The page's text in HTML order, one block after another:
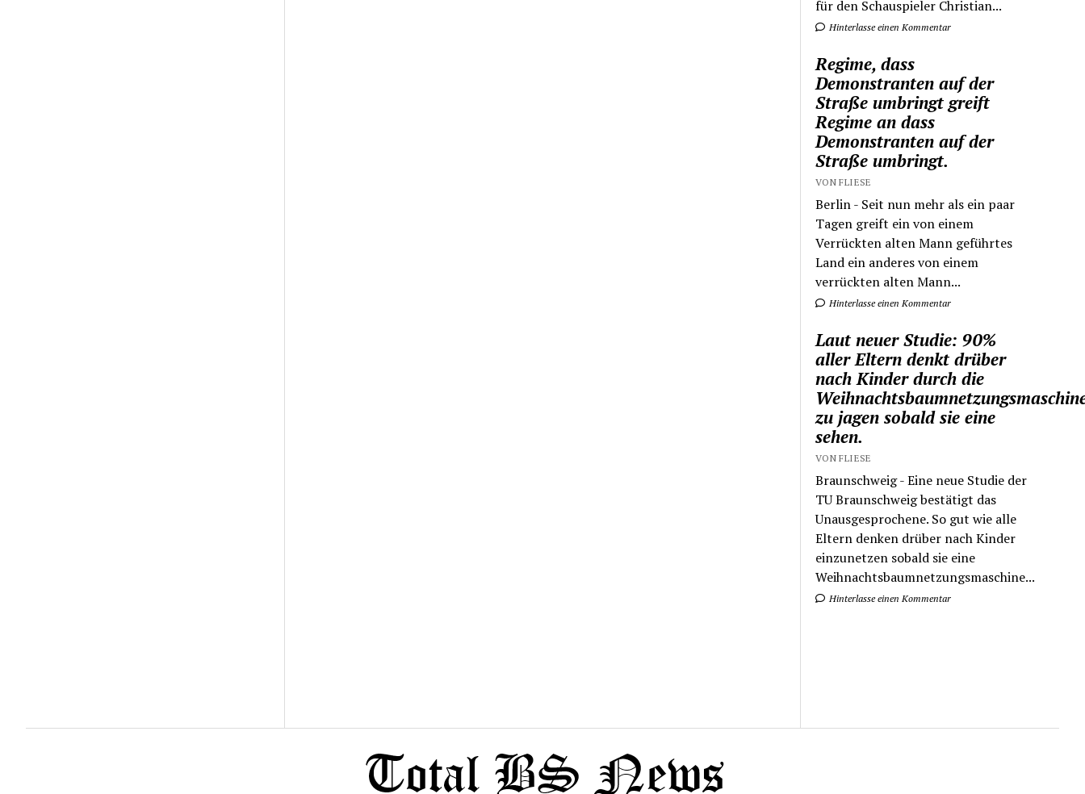
für den Schauspieler Christian...
Hinterlasse einen Kommentar
Regime, dass
Demonstranten auf der
Straße umbringt greift
Regime an dass
Demonstranten auf der
Straße umbringt.
VON FLIESE
Berlin - Seit nun mehr als ein paar
Tagen greift ein von einem
Verrückten alten Mann geführtes
Land ein anderes von einem
verrückten alten Mann...
Hinterlasse einen Kommentar
Laut neuer Studie: 90%
aller Eltern denkt drüber
nach Kinder durch die
zu jagen sobald sie eine
sehen.
VON FLIESE
Braunschweig - Eine neue Studie der
TU Braunschweig bestätigt das
Unausgesprochene. So gut wie alle
Eltern denken drüber nach Kinder
einzunetzen sobald sie eine
Weihnachtsbaumnetzungsmaschine...
Hinterlasse einen Kommentar